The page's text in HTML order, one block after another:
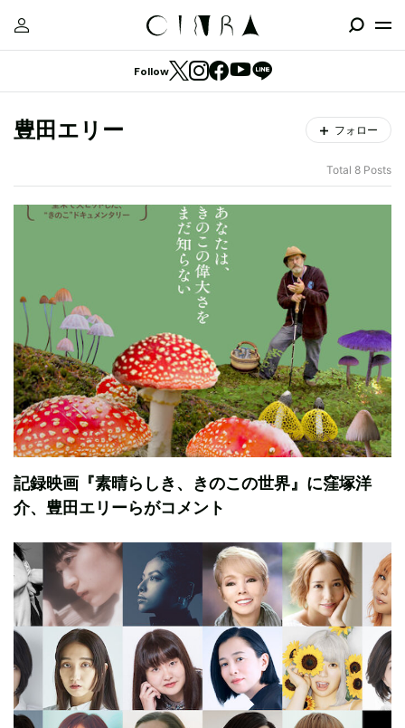
Follow
豊田エリー フォロー
Total 8 Posts
記録映画『素晴らしき、きのこの世界』に窪塚洋
介、豊田エリーらがコメント